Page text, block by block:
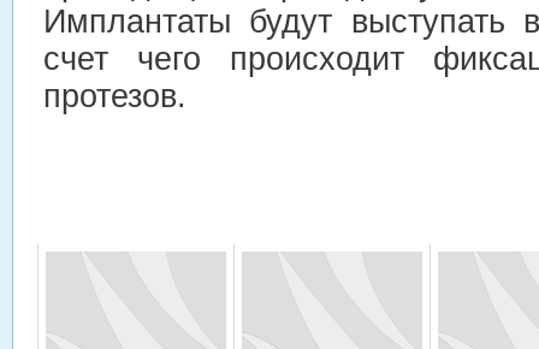
Имплантаты будут выступать
счет чего происходит
протезов.